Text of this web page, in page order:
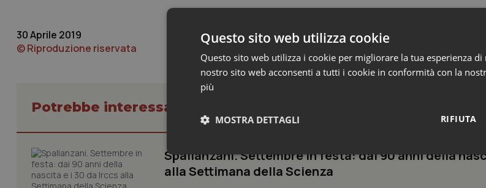
30 Aprile 2019
© Riproduzione riservata
Potrebbe interessarti in Lazio
Spallanzani. Settembre in festa: dai 90 anni della
alla Settimana della Scienza
Questo sito web utilizza cookie
Questo sito web utilizza i cookie per migliorare la tua esperienza
nostro sito web acconsenti a tutti i cookie in conformità con la
più
RIFIUTA
MOSTRA DETTAGLI
Necessari Statistici